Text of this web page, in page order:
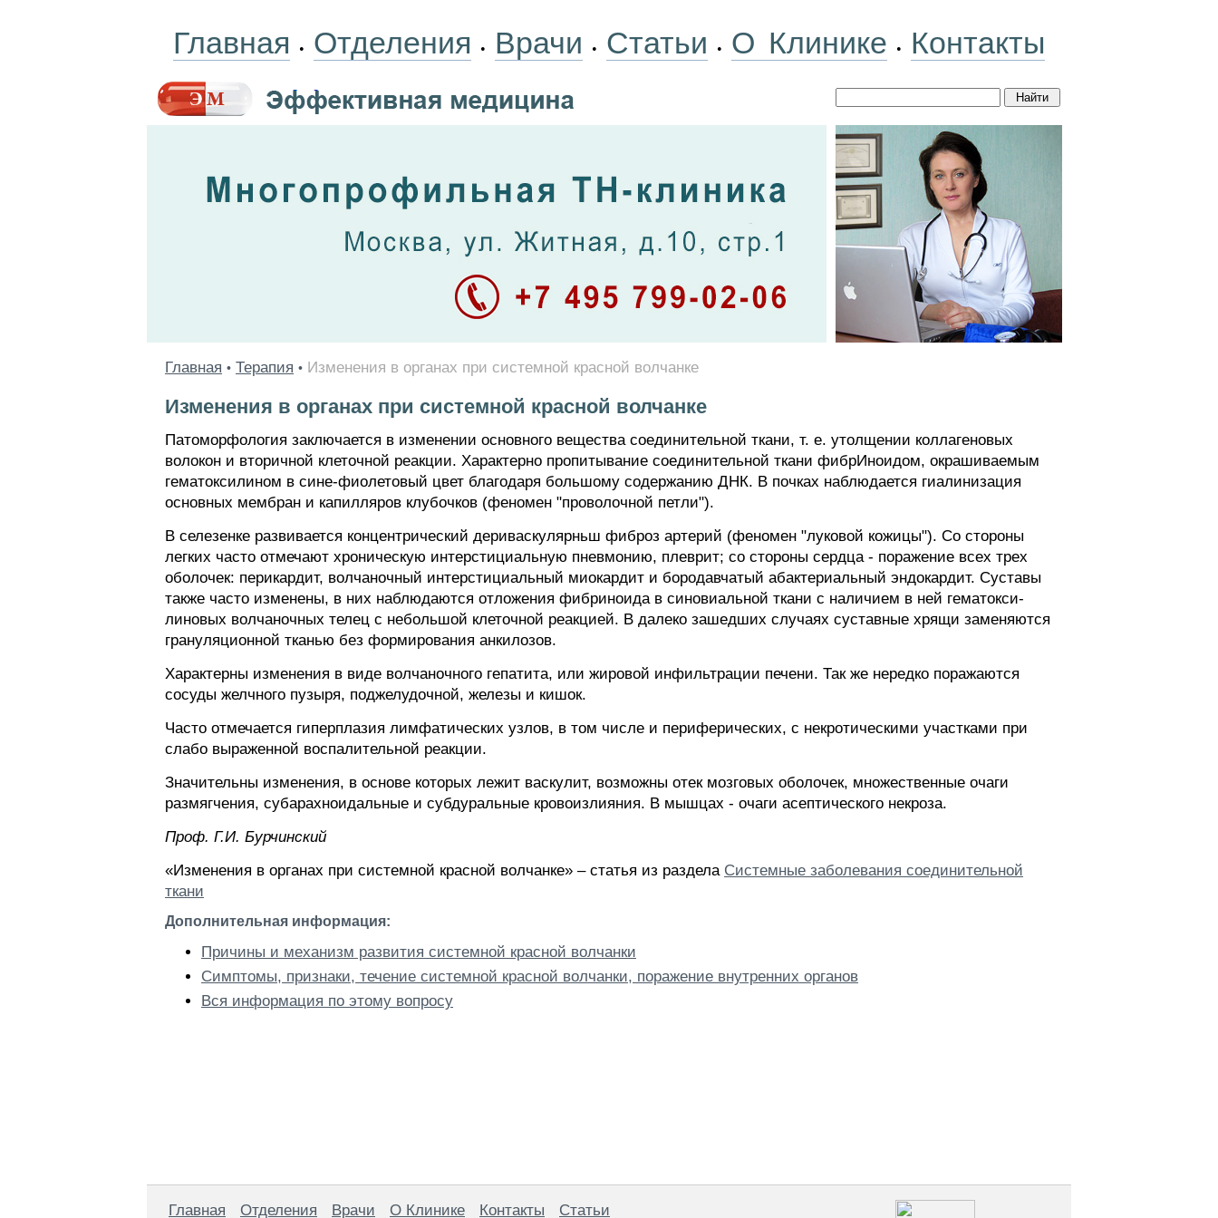
Главная • Отделения • Врачи • Статьи • О Клинике • Контакты
Главная • Терапия • Изменения в органах при системной красной волчанке
Изменения в органах при системной красной волчанке
Патоморфология заключается в изменении основного вещества соединительной ткани, т. е. утолщении коллагеновых
волокон и вторичной клеточной реакции. Характерно пропитывание соединительной ткани фибрИноидом, окрашиваемым
гематоксилином в сине-фиолетовый цвет благодаря большому содержанию ДНК. В почках наблюдается гиалинизация
основных мембран и капилляров клубочков (феномен "проволочной петли").
В селезенке развивается концентрический дериваскулярньш фиброз артерий (феномен "луковой кожицы"). Со стороны
легких часто отмечают хроническую интерстициальную пневмонию, плеврит; со стороны сердца - поражение всех трех
оболочек: перикардит, волчаночный интерстициальный миокардит и бородавчатый абактериальный эндокардит. Суставы
также часто изменены, в них наблюдаются отложения фибриноида в синовиальной ткани с наличием в ней гематокси-
линовых волчаночных телец с небольшой клеточной реакцией. В далеко зашедших случаях суставные хрящи заменяются
грануляционной тканью без формирования анкилозов.
Характерны изменения в виде волчаночного гепатита, или жировой инфильтрации печени. Так же нередко поражаются
сосуды желчного пузыря, поджелудочной, железы и кишок.
Часто отмечается гиперплазия лимфатических узлов, в том числе и периферических, с некротическими участками при
слабо выраженной воспалительной реакции.
Значительны изменения, в основе которых лежит васкулит, возможны отек мозговых оболочек, множественные очаги
размягчения, субарахноидальные и субдуральные кровоизлияния. В мышцах - очаги асептического некроза.
Проф. Г.И. Бурчинский
«Изменения в органах при системной красной волчанке» – статья из раздела Системные заболевания соединительной
ткани
Дополнительная информация:
Причины и механизм развития системной красной волчанки
Симптомы, признаки, течение системной красной волчанки, поражение внутренних органов
Вся информация по этому вопросу
Главная Отделения Врачи О Клинике Контакты Статьи